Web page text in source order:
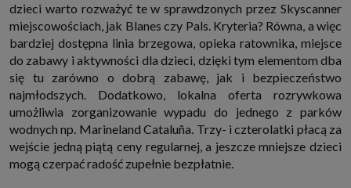
dzieci warto rozważyć te w sprawdzonych przez Skyscanner
miejscowościach, jak Blanes czy Pals. Kryteria? Równa, a więc
bardziej dostępna linia brzegowa, opieka ratownika, miejsce
do zabawy i aktywności dla dzieci, dzięki tym elementom dba
się tu zarówno o dobrą zabawę, jak i bezpieczeństwo
najmłodszych. Dodatkowo, lokalna oferta rozrywkowa
umożliwia zorganizowanie wypadu do jednego z parków
wodnych np. Marineland Cataluña. Trzy- i czterolatki płacą za
wejście jedną piątą ceny regularnej, a jeszcze mniejsze dzieci
mogą czerpać radość zupełnie bezpłatnie.